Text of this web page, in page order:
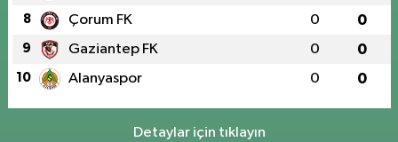
8 Çorum FK 0 0
9 Gaziantep FK 0 0
10 Alanyaspor 0 0
Detaylar için tıklayın